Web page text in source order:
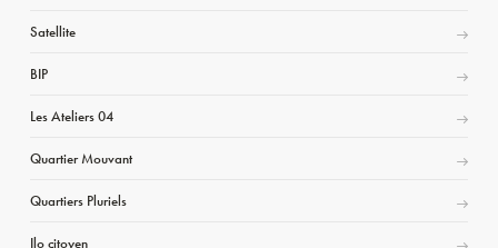
Satellite
BIP
Les Ateliers 04
Quartier Mouvant
Quartiers Pluriels
Ilo citoyen